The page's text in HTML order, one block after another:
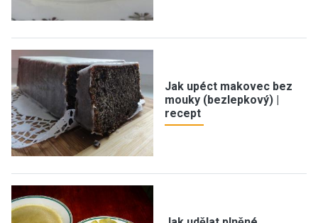
Jak upéct makovec bez
mouky (bezlepkový) |
recept